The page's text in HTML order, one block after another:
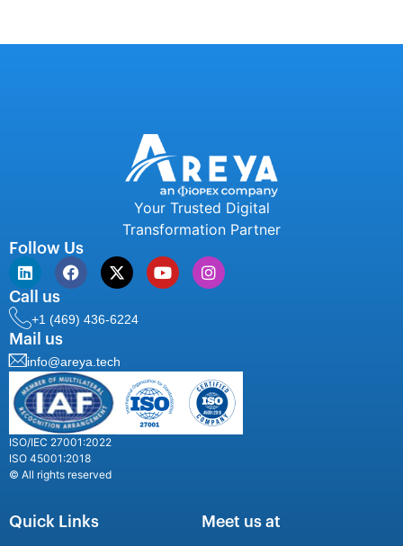
Your Trusted Digital
Transformation Partner
Follow Us
Call us
+1 (469) 436-6224
Mail us
info@areya.tech
ISO/IEC 27001:2022
ISO 45001:2018
© All rights reserved
Quick Links Meet us at